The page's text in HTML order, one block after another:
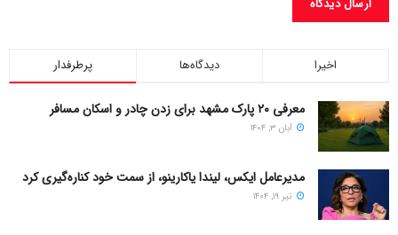
پرطرفدار دیدگاه‌ها اخیرا
معرفی ۲۰ پارک مشهد برای زدن چادر و اسکان مسافر
آبان ۳, ۱۴۰۴
مدیرعامل ایکس، لیندا یاکارینو، از سمت خود کناره‌گیری کرد
تیر ۱۹, ۱۴۰۴